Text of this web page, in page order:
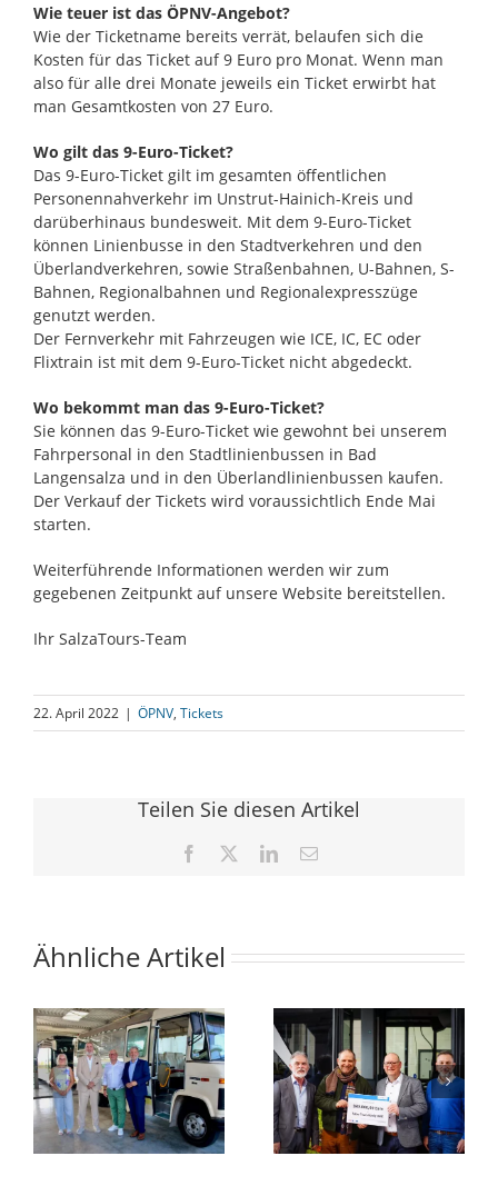
Wie teuer ist das ÖPNV-Angebot?
Wie der Ticketname bereits verrät, belaufen sich die
Kosten für das Ticket auf 9 Euro pro Monat. Wenn man
also für alle drei Monate jeweils ein Ticket erwirbt hat
man Gesamtkosten von 27 Euro.
Wo gilt das 9-Euro-Ticket?
Das 9-Euro-Ticket gilt im gesamten öffentlichen
Personennahverkehr im Unstrut-Hainich-Kreis und
darüberhinaus bundesweit. Mit dem 9-Euro-Ticket
können Linienbusse in den Stadtverkehren und den
Überlandverkehren, sowie Straßenbahnen, U-Bahnen, S-
Bahnen, Regionalbahnen und Regionalexpresszüge
genutzt werden.
Der Fernverkehr mit Fahrzeugen wie ICE, IC, EC oder
Flixtrain ist mit dem 9-Euro-Ticket nicht abgedeckt.
Wo bekommt man das 9-Euro-Ticket?
Sie können das 9-Euro-Ticket wie gewohnt bei unserem
Fahrpersonal in den Stadtlinienbussen in Bad
Langensalza und in den Überlandlinienbussen kaufen.
Der Verkauf der Tickets wird voraussichtlich Ende Mai
starten.
Weiterführende Informationen werden wir zum
gegebenen Zeitpunkt auf unsere Website bereitstellen.
Ihr SalzaTours-Team
22. April 2022 | ÖPNV, Tickets
Teilen Sie diesen Artikel
Facebook LinkedIn
E-
Ähnliche Artikel
Minister
übergibt
Fördermittelbescheid
Das
Deutschland-
Ticket